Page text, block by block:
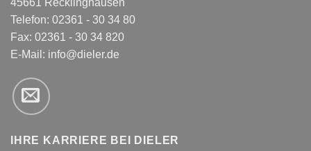
45661 Recklinghausen
Telefon: 02361 - 30 34 80
Fax: 02361 - 30 34 820
E-Mail: info@dieler.de
IHRE KARRIERE BEI DIELER